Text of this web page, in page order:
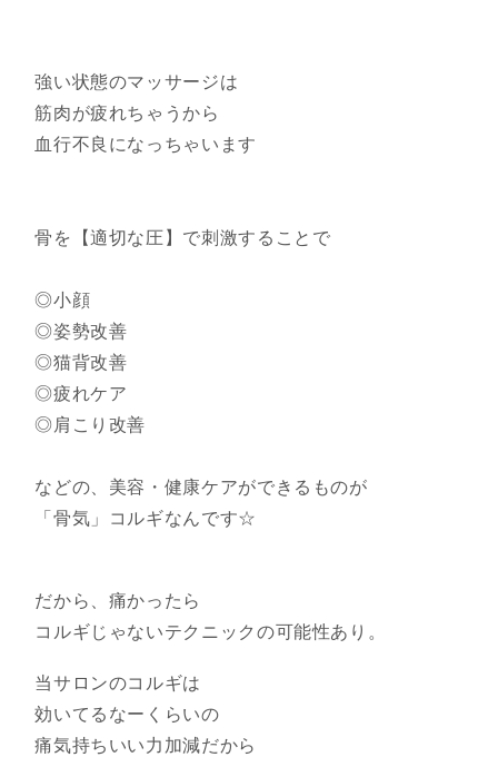
強い状態のマッサージは
筋肉が疲れちゃうから
血行不良になっちゃいます
骨を【適切な圧】で刺激することで
◎小顔
◎姿勢改善
◎猫背改善
◎疲れケア
◎肩こり改善
などの、美容・健康ケアができるものが
「骨気」コルギなんです☆
だから、痛かったら
コルギじゃないテクニックの可能性あり。
当サロンのコルギは
効いてるなーくらいの
痛気持ちいい力加減だから